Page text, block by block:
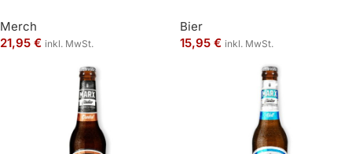
Merch
21,95 € inkl. MwSt.
Bier
15,95 € inkl. MwSt.